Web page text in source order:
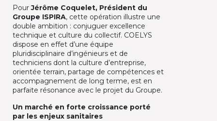
PourJérôme Coquelet, Président du
Groupe ISPIRA, cette opération illustre une
double ambition : conjuguer excellence
technique et culture du collectif. COELYS
dispose en effet d’une équipe
pluridisciplinaire d’ingénieurs et de
techniciens dont la culture d’entreprise,
orientée terrain, partage de compétences et
accompagnement de long terme, est en
parfaite résonance avec le projet du Groupe.​
Un marché en forte croissance porté
par les enjeux sanitaires